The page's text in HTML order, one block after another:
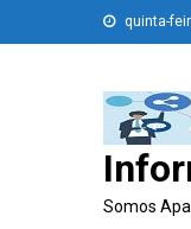
to
quinta-
Somos